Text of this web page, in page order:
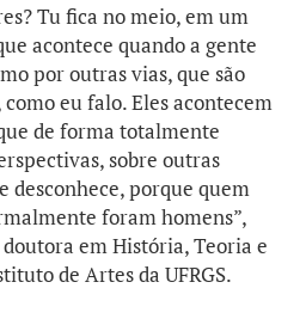
Tu fica no meio, em um
acontece quando a gente
por outras vias, que são
eu falo. Eles acontecem
de forma totalmente
sobre outras
desconhece, porque quem
foram homens”,
em História, Teoria e
de Artes da UFRGS.